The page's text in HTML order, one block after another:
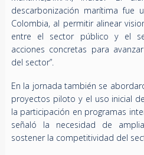
descarbonización marítima fue
Colombia, al permitir alinear
entre el sector público y el
acciones concretas para
del sector”.
En la jornada también se
proyectos piloto y el uso inicial
la participación en programas
señaló la necesidad de
sostener la competitividad del